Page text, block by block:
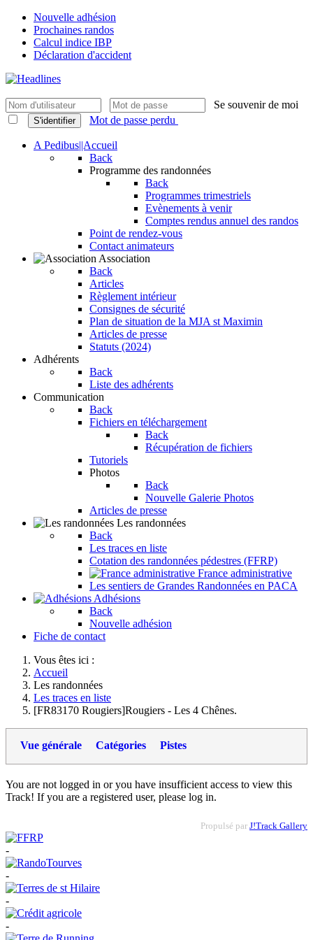
Nouvelle adhésion
Prochaines randos
Calcul indice IBP
Déclaration d'accident
Se souvenir de moi
S'identifier Mot de passe perdu
A Pedibus||Accueil
Back
Programme des randonnées
Back
Programmes trimestriels
Evènements à venir
Comptes rendus annuel des randos
Point de rendez-vous
Contact animateurs
Association
Back
Articles
Règlement intérieur
Consignes de sécurité
Plan de situation de la MJA st Maximin
Articles de presse
Statuts (2024)
Adhérents
Back
Liste des adhérents
Communication
Back
Fichiers en téléchargement
Back
Récupération de fichiers
Tutoriels
Photos
Back
Nouvelle Galerie Photos
Articles de presse
Les randonnées
Back
Les traces en liste
Cotation des randonnées pédestres (FFRP)
France administrative
Les sentiers de Grandes Randonnées en PACA
Adhésions
Back
Nouvelle adhésion
Fiche de contact
Vous êtes ici :
Accueil
Les randonnées
Les traces en liste
[FR83170 Rougiers]Rougiers - Les 4 Chênes.
Vue générale Catégories Pistes
You are not logged in or you have insufficient access to view this
Track! If you are a registered user, please log in.
Propulsé par J!Track Gallery
-
-
-
-